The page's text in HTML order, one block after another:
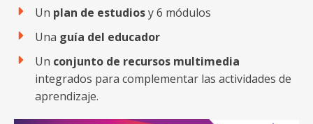
Un plan de estudiosy 6 módulos
Una guía del educador
Un conjunto de recursos multimedia
integrados para complementar las actividades de
aprendizaje.